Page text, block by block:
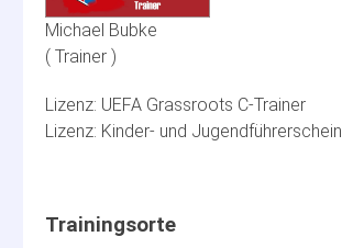
Michael Bubke
Trainer
UEFA Grassroots C-Trainer
Kinder- und Jugendführerschein